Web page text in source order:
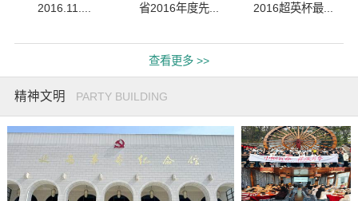
2016.11.... 省2016年度先... 2016超英杯最...
查看更多 >>
精神文明 PARTY BUILDING